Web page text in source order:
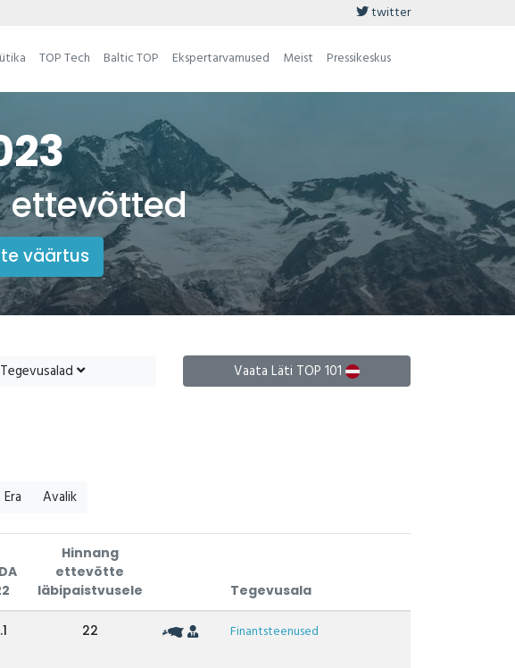
twitter
TOP Tech Baltic TOP Ekspertarvamused Meist Pressikeskus
ettevõtted
väärtus
Tegevusalad Vaata Läti TOP 101
Era Avalik
Hinnang
ettevõtte
läbipaistvusele
Tegevusala
22 Finantsteenused